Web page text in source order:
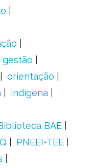
gestão
orientação
indígena
BAE
PNEEI-TEE